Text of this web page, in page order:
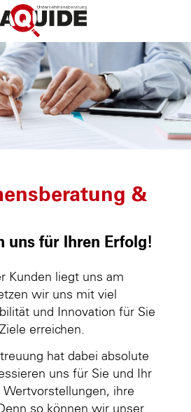
&
uns für Ihren Erfolg!
Kunden liegt uns am
wir uns mit viel
und Innovation für Sie
erreichen.
hat dabei absolute
uns für Sie und Ihr
ihre
so können wir unser